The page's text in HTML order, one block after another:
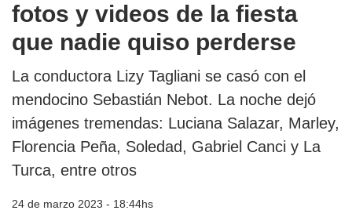
fotos y videos de la fiesta
que nadie quiso perderse
La conductora Lizy Tagliani se casó con el
mendocino Sebastián Nebot. La noche dejó
imágenes tremendas: Luciana Salazar, Marley,
Florencia Peña, Soledad, Gabriel Canci y La
Turca, entre otros
24 de marzo 2023 - 18:44hs